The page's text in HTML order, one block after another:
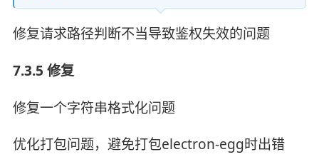
修复请求路径判断不当导致鉴权失效的问题
7.3.5 修复
修复一个字符串格式化问题
优化打包问题，避免打包electron-egg时出错